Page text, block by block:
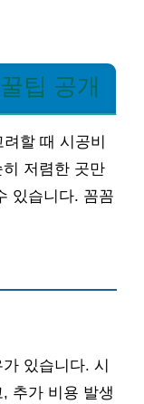
팁 공개
할 때 시공비
저렴한 곳만
있습니다. 꼼꼼
있습니다. 시
추가 비용 발생